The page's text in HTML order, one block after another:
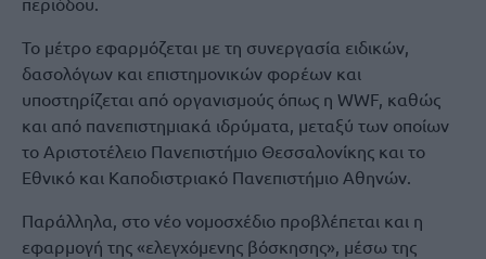
Το μέτρο εφαρμόζεται με τη συνεργασία ειδικών,
δασολόγων και επιστημονικών φορέων και
υποστηρίζεται από οργανισμούς όπως η WWF, καθώς
και από πανεπιστημιακά ιδρύματα, μεταξύ των οποίων
το Αριστοτέλειο Πανεπιστήμιο Θεσσαλονίκης και το
Εθνικό και Καποδιστριακό Πανεπιστήμιο Αθηνών.
Παράλληλα, στο νέο νομοσχέδιο προβλέπεται και η
εφαρμογή της «ελεγχόμενης βόσκησης», μέσω της